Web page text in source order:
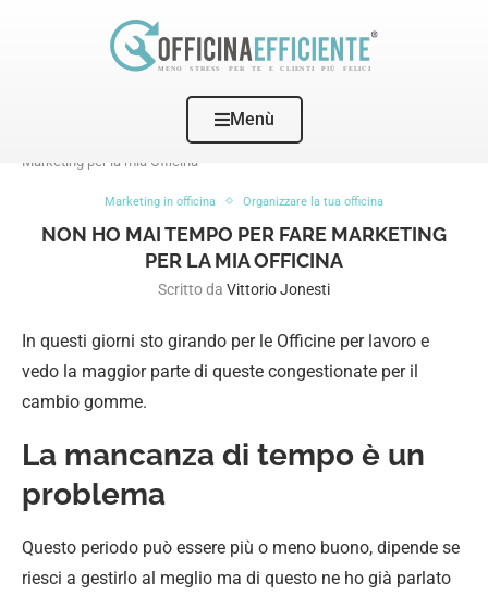
Menù
Marketing in officina
Non ho mai tempo per fare
Marketing per la mia Officina
Marketing in officina Organizzare la tua officina
NON HO MAI TEMPO PER FARE MARKETING
PER LA MIA OFFICINA
Scritto da Vittorio Jonesti
In questi giorni sto girando per le Officine per lavoro e
vedo la maggior parte di queste congestionate per il
cambio gomme.
La mancanza di tempo è un
problema
Questo periodo può essere più o meno buono, dipende se
riesci a gestirlo al meglio ma di questo ne ho già parlato